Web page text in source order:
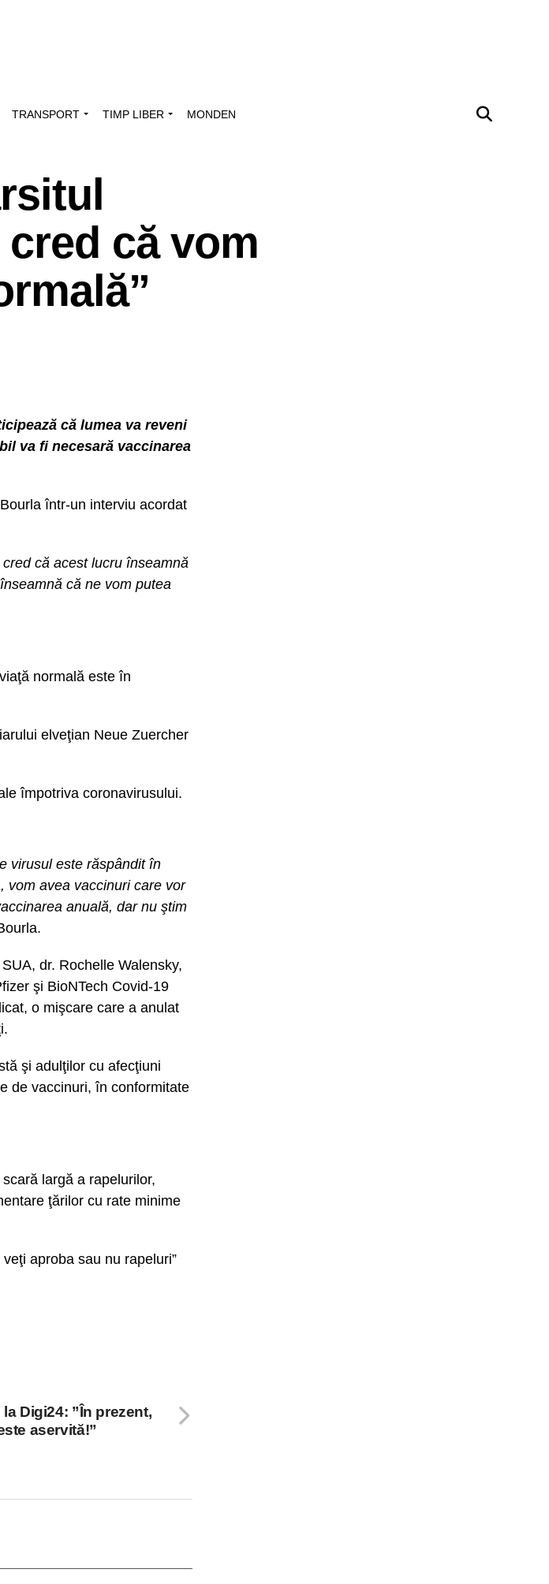
TRANSPORT TIMP LIBER MONDEN
că vom
că lumea va reveni
va fi necesară vaccinarea
într-un interviu acordat
cred că acest lucru înseamnă
că ne vom putea
normală este în
elveţian Neue Zuercher
împotriva coronavirusului.
virusul este răspândit în
vom avea vaccinuri care vor
anuală, dar nu ştim
dr. Rochelle Walensky,
şi BioNTech Covid-19
o mişcare care a anulat
şi adulţilor cu afecţiuni
de vaccinuri, în conformitate
largă a rapelurilor,
ţărilor cu rate minime
aproba sau nu rapeluri”
Digi24: ”În prezent,
aservită!”